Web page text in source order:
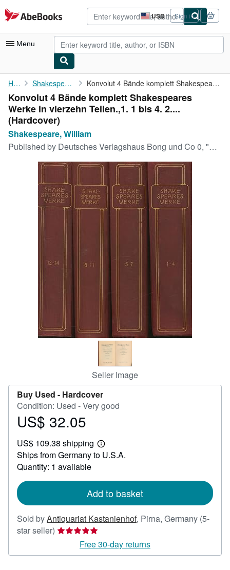
Skip to main content
AbeBooks.com USD
Site
shopping
preferences
Sign in
Menu
My Account
My Purchases
Advanced Search
Browse Collections
Art & Collectibles
Start Selling
CLOSE
Home Shakespeare, William Konvolut 4 Bände komplett Shakespeares Werke in vierzehn Teilen....
Konvolut 4 Bände komplett Shakespeares
Werke in vierzehn Teilen.,1. 1 bis 4. 2....
(Hardcover)
Shakespeare, William
Published by Deutsches Verlagshaus Bong und Co 0, "Berlin; Leipzig; Wien; Stuttg
Seller Image
Buy Used - Hardcover
Condition: Used - Very good
Price
32.05
US$ 32.05
US$ 109.38 shipping
Learn
more
Ships from Germany to U.S.A.
Quantity: 1 available
Add to basket
Sold byAntiquariat Kastanienhof, Pirna, Germany (5-
star seller) Seller
5
Free 30-day returns